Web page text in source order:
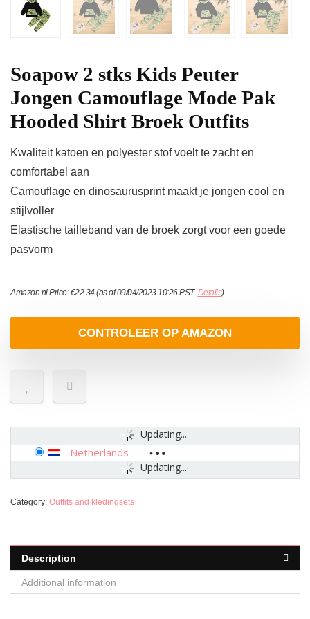
Soapow 2 stks Kids Peuter
Jongen Camouflage Mode Pak
Hooded Shirt Broek Outfits
Kwaliteit katoen en polyester stof voelt te zacht en
comfortabel aan
Camouflage en dinosaurusprint maakt je jongen cool en
stijlvoller
Elastische tailleband van de broek zorgt voor een goede
pasvorm
Amazon.nl Price:€22.34(as of 09/04/2023 10:26 PST-Details)
CONTROLEER OP AMAZON
Updating...
Updating...
Netherlands -
Category: Outfits and kledingsets
Description
Additional information